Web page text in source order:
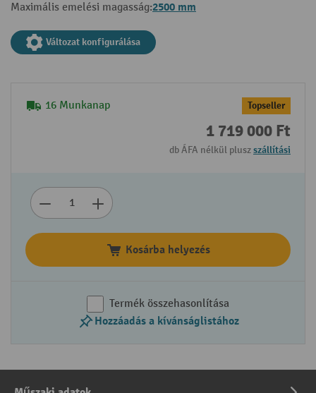
Maximális emelési magasság:2500 mm
Változat konfigurálása
16 Munkanap Topseller
1 719 000 Ft
db ÁFA nélkül pluszszállítási
Kosárba helyezés
Termék összehasonlítása
Hozzáadás a kívánságlistához